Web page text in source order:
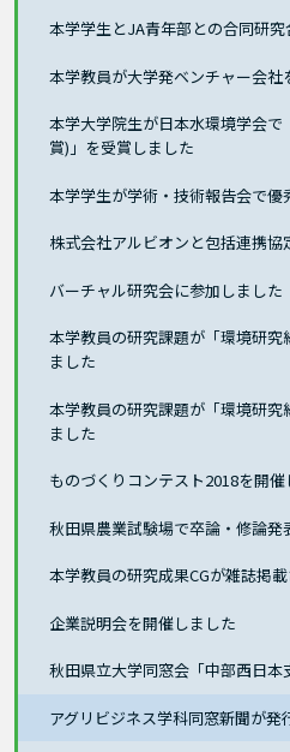
本学学生とJA青年部との合同研
本学教員が大学発ベンチャー会社
本学大学院生が日本水環境学会で
賞)」を受賞しました
本学学生が学術・技術報告会で優
株式会社アルビオンと包括連携協
バーチャル研究会に参加しました
本学教員の研究課題が「環境研
ました
本学教員の研究課題が「環境研
ました
ものづくりコンテスト2018を開催
秋田県農業試験場で卒論・修論発
本学教員の研究成果CGが雑誌掲
企業説明会を開催しました
秋田県立大学同窓会「中部西日本
アグリビジネス学科同窓新聞が発